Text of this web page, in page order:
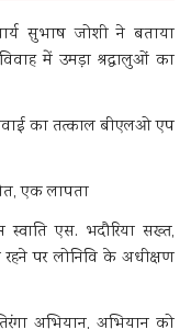
सुभाष जोशी ने बताया
में उमड़ा श्रद्धालुओं का
का तत्काल बीएलओ एप
एक लापता
एस. भदौरिया सख्त,
पर लोनिवि के अधीक्षण